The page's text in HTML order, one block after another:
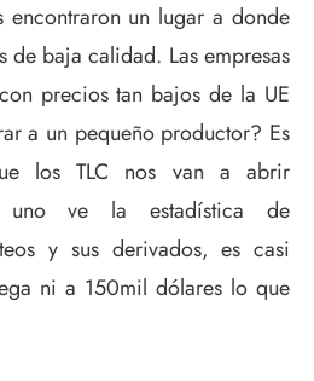
encontraron un lugar a donde
de baja calidad. Las empresas
precios tan bajos de la UE
a un pequeño productor? Es
los TLC nos van a abrir
uno ve la estadística de
y sus derivados, es casi
ni a 150mil dólares lo que